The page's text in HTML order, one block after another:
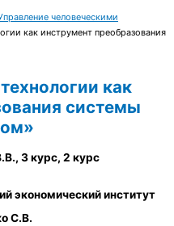
человеческими
как инструмент преобразования
как
системы
3 курс, 2 курс
экономический институт
С.В.